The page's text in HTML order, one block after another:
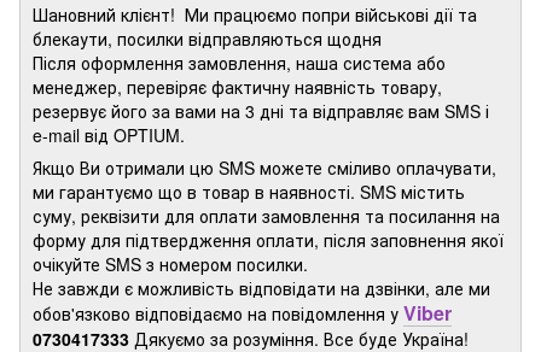
Шановний клієнт! Ми працюємо попри військові дії та
блекаути, посилки відправляються щодня
Після оформлення замовлення, наша система або
менеджер, перевіряє фактичну наявність товару,
резервує його за вами на 3 дні та відправляє вам SMS і
e-mail від OPTIUM.
Якщо Ви отримали цю SMS можете сміливо оплачувати,
ми гарантуємо що в товар в наявності. SMS містить
суму, реквізити для оплати замовлення та посилання на
форму для підтвердження оплати, після заповнення якої
очікуйте SMS з номером посилки.
Не завжди є можливість відповідати на дзвінки, але ми
обов'язково відповідаємо на повідомлення у Viber
0730417333 Дякуємо за розуміння. Все буде Україна!